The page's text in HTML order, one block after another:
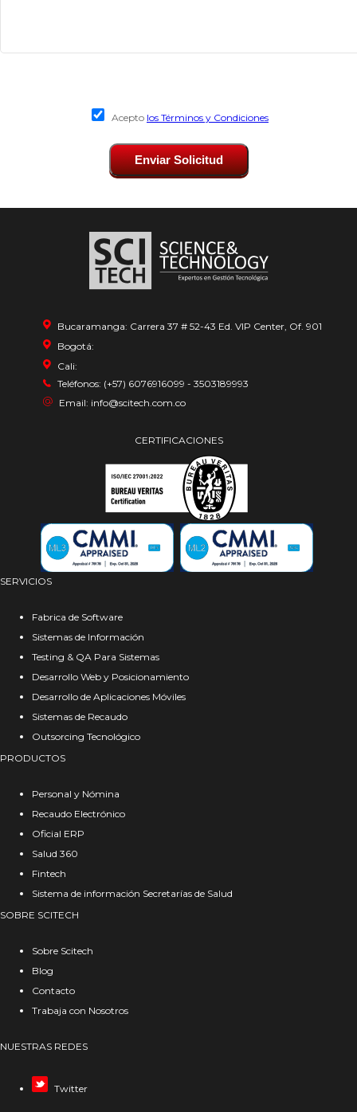
Acepto los Términos y Condiciones
Enviar Solicitud
Bucaramanga: Carrera 37 # 52-43 Ed. VIP Center, Of. 901
Bogotá:
Cali:
Teléfonos: (+57) 6076916099 - 3503189993
Email: info@scitech.com.co
CERTIFICACIONES
SERVICIOS
Fabrica de Software
Sistemas de Información
Testing & QA Para Sistemas
Desarrollo Web y Posicionamiento
Desarrollo de Aplicaciones Móviles
Sistemas de Recaudo
Outsorcing Tecnológico
PRODUCTOS
Personal y Nómina
Recaudo Electrónico
Oficial ERP
Salud 360
Fintech
Sistema de información Secretarías de Salud
SOBRE SCITECH
Sobre Scitech
Blog
Contacto
Trabaja con Nosotros
NUESTRAS REDES
Twitter